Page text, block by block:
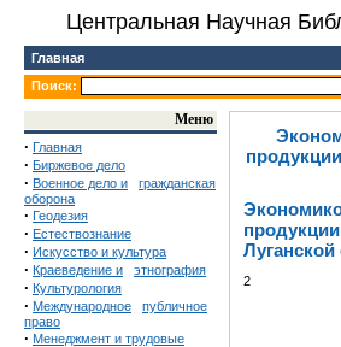
Центральная Научная
Главная
Поиск:
Меню
· Главная
· Биржевое дело
· Военное дело и
гражданская
оборона
· Геодезия
· Естествознание
· Искусство и культура
· Краеведение и этнография
· Культурология
· Международное
публичное
право
· Менеджмент и трудовые
Луганской
2